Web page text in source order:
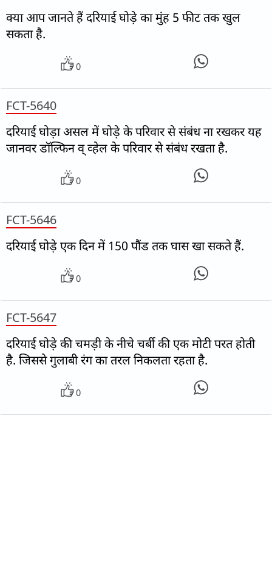
क्या आप जानते हैं दरियाई घोड़े का मुंह 5 फीट तक खुल
सकता है.
0
FCT-5640
दरियाई घोड़ा असल में घोड़े के परिवार से संबंध ना रखकर यह
जानवर डॉल्फिन व् व्हेल के परिवार से संबंध रखता है.
0
FCT-5646
दरियाई घोड़े एक दिन में 150 पौंड तक घास खा सकते हैं.
0
FCT-5647
दरियाई घोड़े की चमड़ी के नीचे चर्बी की एक मोटी परत होती
है. जिससे गुलाबी रंग का तरल निकलता रहता है.
0